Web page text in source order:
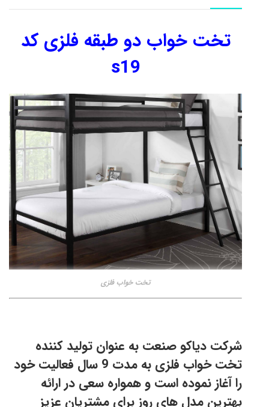
تخت خواب دو طبقه فلزی کد
s19
تخت خواب فلزی
شرکت دیاکو صنعت به عنوان تولید کننده
تخت خواب فلزی به مدت 9 سال فعالیت خود
را آغاز نموده است و همواره سعی در ارائه
بهترین مدل های روز برای مشتریان عزیز